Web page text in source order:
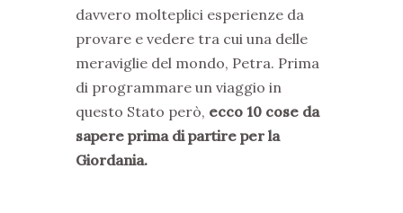
davvero molteplici esperienze da
provare e vedere tra cui una delle
meraviglie del mondo, Petra. Prima
di programmare un viaggio in
questo Stato però, ecco 10 cose da
sapere prima di partire per la
Giordania.